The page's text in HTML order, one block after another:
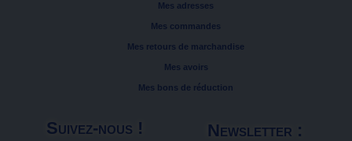
Mes adresses
Mes commandes
Mes retours de marchandise
Mes avoirs
Mes bons de réduction
Suivez-nous ! Newsletter :